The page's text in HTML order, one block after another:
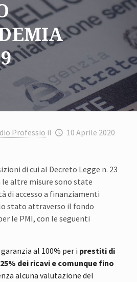
Professio il 10 Aprile 2020
di cui al Decreto Legge n. 23
le altre misure sono state
di accesso a finanziamenti
stato attraverso il fondo
le PMI, con le seguenti
al 100% per i prestiti di
dei ricavi e comunque fino
alcuna valutazione del